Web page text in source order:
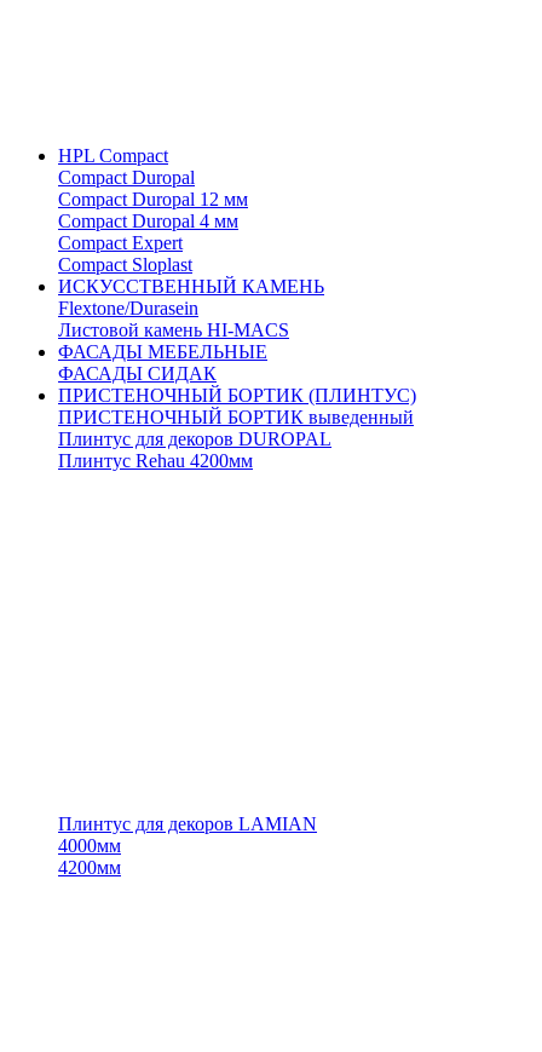
HPL Compact
Compact Duropal
Compact Duropal 12 мм
Compact Duropal 4 мм
Compact Expert
Compact Sloplast
ИСКУССТВЕННЫЙ КАМЕНЬ
Flextone/Durasein
Листовой камень HI-MACS
ФАСАДЫ МЕБЕЛЬНЫЕ
ФАСАДЫ СИДАК
ПРИСТЕНОЧНЫЙ БОРТИК (ПЛИНТУС)
ПРИСТЕНОЧНЫЙ БОРТИК выведенный
Плинтус для декоров DUROPAL
Плинтус Rehau 4200мм
Плинтус для декоров LAMIAN
4000мм
4200мм